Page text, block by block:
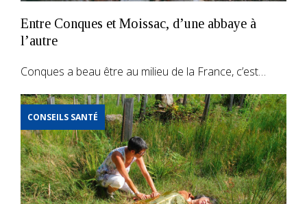
Entre Conques et Moissac, d’une abbaye à
l’autre
Conques a beau être au milieu de la France, c’est…
CONSEILS SANTÉ